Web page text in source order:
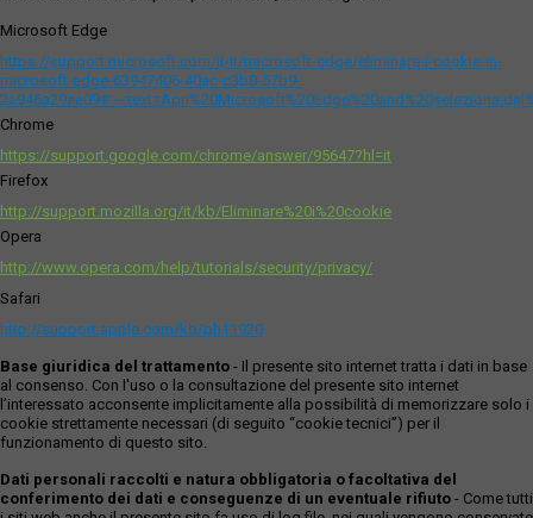
Microsoft Edge
https://support.microsoft.com/it-it/microsoft-edge/eliminare-i-cookie-in-
microsoft-edge-63947406-40ac-c3b8-57b9-
Chrome
https://support.google.com/chrome/answer/95647?hl=it
Firefox
http://support.mozilla.org/it/kb/Eliminare%20i%20cookie
Opera
http://www.opera.com/help/tutorials/security/privacy/
Safari
http://support.apple.com/kb/ph11920
Base giuridica del trattamento - Il presente sito internet tratta i dati in base
al consenso. Con l'uso o la consultazione del presente sito internet
l’interessato acconsente implicitamente alla possibilità di memorizzare solo i
cookie strettamente necessari (di seguito “cookie tecnici”) per il
funzionamento di questo sito.
Dati personali raccolti e natura obbligatoria o facoltativa del
conferimento dei dati e conseguenze di un eventuale rifiuto - Come tutti